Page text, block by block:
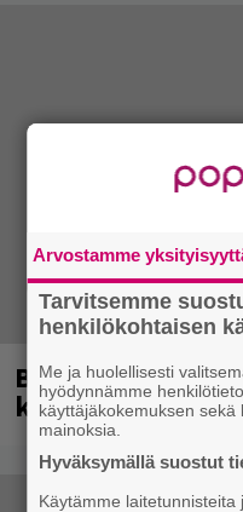
Blind Channel
kuulostaa uusi
Arvostamme
Tarvitsemme
henkilökohtaisen
Me ja huolellisesti
hyödynnämme
käyttäjäkokemuksen
mainoksia.
Hyväksymällä suostut
Käytämme